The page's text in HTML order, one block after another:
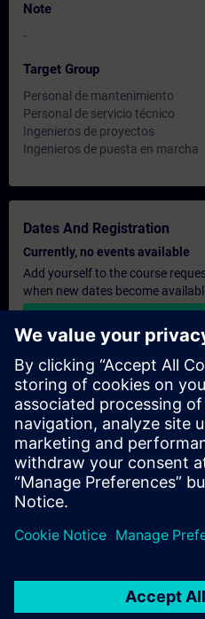
Note
-
Target Group
Personal de mantenimiento
Personal de servicio técnico
Ingenieros de proyectos
Ingenieros de puesta en marcha
Dates And Registration
Currently, no events available
Add yourself to the course
when new dates become
Personalised Quotation
If you require a standard list
example for your purchasing
link below. You first need to
after this a quotation will be
Provide Quotation